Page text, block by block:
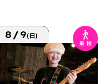
8/9(日)